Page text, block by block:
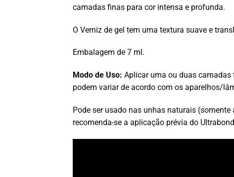
camadas finas para cor intensa e profunda.
O Verniz de gel tem uma textura suave e
Embalagem de 7 ml.
Modo de Uso: Aplicar uma ou duas
podem variar de acordo com os aparelhos/
Pode ser usado nas unhas naturais
recomenda-se a aplicação prévia do